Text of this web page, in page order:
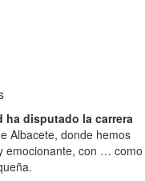
ha disputado la carrera
Albacete, donde hemos
emocionante, con … como